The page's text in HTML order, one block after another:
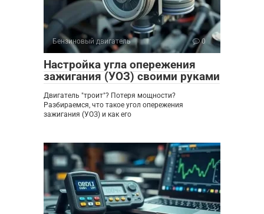
Бензиновый двигатель 0
Настройка угла опережения
зажигания (УОЗ) своими руками
Двигатель "троит"? Потеря мощности?
Разбираемся, что такое угол опережения
зажигания (УОЗ) и как его